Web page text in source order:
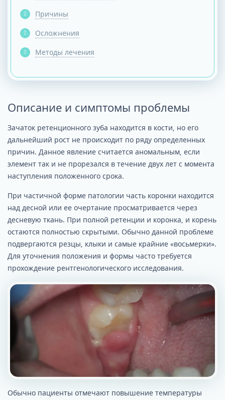
Причины
Осложнения
Методы лечения
Описание и симптомы проблемы
Зачаток ретенционного зуба находится в кости, но его
дальнейший рост не происходит по ряду определенных
причин. Данное явление считается аномальным, если
элемент так и не прорезался в течение двух лет с момента
наступления положенного срока.
При частичной форме патологии часть коронки находится
над десной или ее очертание просматривается через
десневую ткань. При полной ретенции и коронка, и корень
остаются полностью скрытыми. Обычно данной проблеме
подвергаются резцы, клыки и самые крайние «восьмерки».
Для уточнения положения и формы часто требуется
прохождение рентгенологического исследования.
Обычно пациенты отмечают повышение температуры